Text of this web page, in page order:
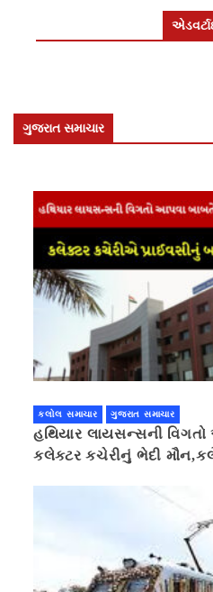
ગુજરાત સમાચાર
કલોલ સમાચાર ગુજરાત સમાચાર
હથિયાર લાયસન્સની
કલેક્ટર કચેરીનું ભેદી